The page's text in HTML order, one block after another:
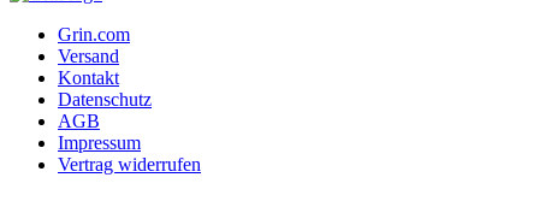
Grin.com
Versand
Kontakt
Datenschutz
AGB
Impressum
Vertrag widerrufen